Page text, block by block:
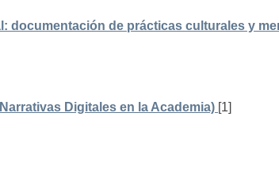
documentación de prácticas culturales y
Digitales en la Academia) [1]